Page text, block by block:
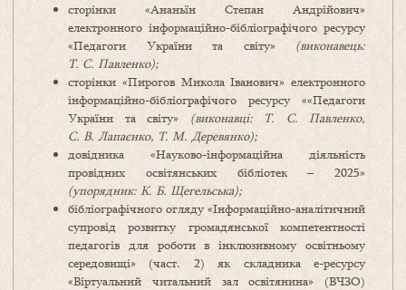
сторінки «Ананьїн Степан Андрійович»
електронного інформаційно-бібліографічого ресурсу
«Педагоги України та світу» (виконавець:
Т. С. Павленко);
сторінки «Пирогов Микола Іванович» електронного
інформаційно-бібліографічого ресурсу ««Педагоги
України та світу» (виконавці: Т. С. Павленко,
С. В. Лапаєнко, Т. М. Деревянко);
довідника «Науково-інформаційна діяльність
провідних освітянських бібліотек – 2025»
(упорядник: К. Б. Щегельська);
бібліографічного огляду «Інформаційно-аналітичний
супровід розвитку громадянської компетентності
педагогів для роботи в інклюзивному освітньому
середовищі» (част. 2) як складника е-ресурсу
«Віртуальний читальний зал освітянина» (ВЧЗО)